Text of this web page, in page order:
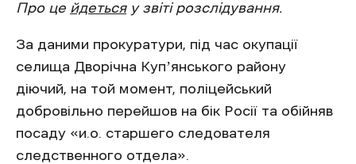
Про це йдетьсяу звіті розслідування.
За даними прокуратури, під час окупації
селища Дворічна Купʼянського району
діючий, на той момент, поліцейський
добровільно перейшов на бік Росії та обійняв
посаду «и.о. старшего следователя
следственного отдела».